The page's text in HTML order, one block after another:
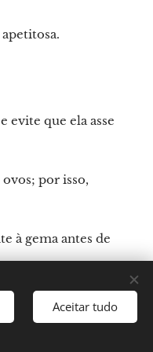
evite que ela asse
por isso,
à gema antes de
Aceitar tudo